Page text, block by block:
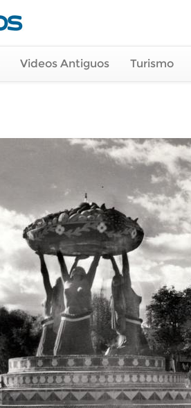
Videos Antiguos Turismo